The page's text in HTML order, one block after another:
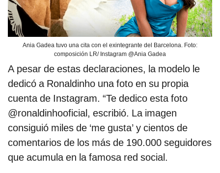
Ania Gadea tuvo una cita con el exintegrante del Barcelona. Foto:
composición LR/ Instagram @Ania Gadea
A pesar de estas declaraciones, la modelo le
dedicó a Ronaldinho una foto en su propia
cuenta de Instagram. “Te dedico esta foto
@ronaldinhooficial, escribió. La imagen
consiguió miles de ‘me gusta’ y cientos de
comentarios de los más de 190.000 seguidores
que acumula en la famosa red social.